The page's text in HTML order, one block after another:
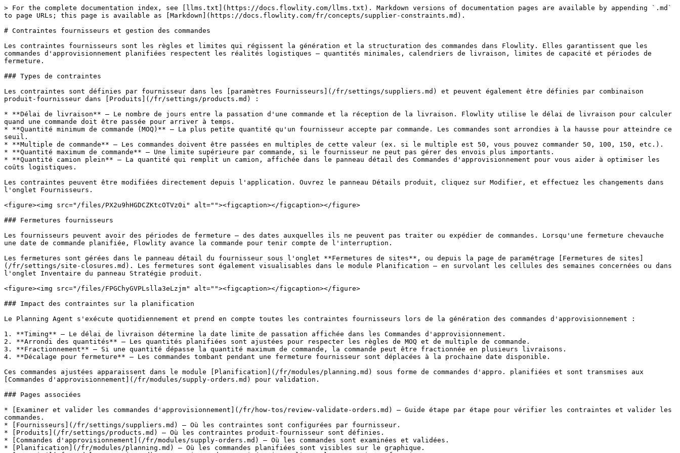
> For the complete documentation index, see [llms.txt](https://docs.flowlity.com/llms.txt). Markdown versions of documentation pages are available by appending `.md`
to page URLs; this page is available as [Markdown](https://docs.flowlity.com/fr/concepts/supplier-constraints.md).
# Contraintes fournisseurs et gestion des commandes
Les contraintes fournisseurs sont les règles et limites qui régissent la génération et la structuration des commandes dans Flowlity. Elles garantissent que les
commandes d'approvisionnement planifiées respectent les réalités logistiques — quantités minimales, calendriers de livraison, limites de capacité et périodes de
fermeture.
### Types de contraintes
Les contraintes sont définies par fournisseur dans les [paramètres Fournisseurs](/fr/settings/suppliers.md) et peuvent également être définies par combinaison
produit-fournisseur dans [Produits](/fr/settings/products.md) :
* **Délai de livraison** — Le nombre de jours entre la passation d'une commande et la réception de la livraison. Flowlity utilise le délai de livraison pour calculer
quand une commande doit être passée pour arriver à temps.
* **Quantité minimum de commande (MOQ)** — La plus petite quantité qu'un fournisseur accepte par commande. Les commandes sont arrondies à la hausse pour atteindre ce
seuil.
* **Multiple de commande** — Les commandes doivent être passées en multiples de cette valeur (ex. si le multiple est 50, vous pouvez commander 50, 100, 150, etc.).
* **Quantité maximum de commande** — Une limite supérieure par commande, si le fournisseur ne peut pas gérer des envois plus importants.
* **Quantité camion plein** — La quantité qui remplit un camion, affichée dans le panneau détail des Commandes d'approvisionnement pour vous aider à optimiser les
coûts logistiques.
Les contraintes peuvent être modifiées directement depuis l'application. Ouvrez le panneau Détails produit, cliquez sur Modifier, et effectuez les changements dans
l'onglet Fournisseurs.
<figure><img src="/files/PX2u9hHGDCZKtcOTVz0i" alt=""><figcaption></figcaption></figure>
### Fermetures fournisseurs
Les fournisseurs peuvent avoir des périodes de fermeture — des dates auxquelles ils ne peuvent pas traiter ou expédier de commandes. Lorsqu'une fermeture chevauche
une date de commande planifiée, Flowlity avance la commande pour tenir compte de l'interruption.
Les fermetures sont gérées dans le panneau détail du fournisseur sous l'onglet **Fermetures de sites**, ou depuis la page de paramétrage [Fermetures de sites]
(/fr/settings/site-closures.md). Les fermetures sont également visualisables dans le module Planification — en survolant les cellules des semaines concernées ou dans
l'onglet Inventaire du panneau Stratégie produit.
<figure><img src="/files/FPGChyGVPLslla3eLzjm" alt=""><figcaption></figcaption></figure>
### Impact des contraintes sur la planification
Le Planning Agent s'exécute quotidiennement et prend en compte toutes les contraintes fournisseurs lors de la génération des commandes d'approvisionnement :
1. **Timing** — Le délai de livraison détermine la date limite de passation affichée dans les Commandes d'approvisionnement.
2. **Arrondi des quantités** — Les quantités planifiées sont ajustées pour respecter les règles de MOQ et de multiple de commande.
3. **Fractionnement** — Si une quantité dépasse la quantité maximum de commande, la commande peut être fractionnée en plusieurs livraisons.
4. **Décalage pour fermeture** — Les commandes tombant pendant une fermeture fournisseur sont déplacées à la prochaine date disponible.
Ces commandes ajustées apparaissent dans le module [Planification](/fr/modules/planning.md) sous forme de commandes d'appro. planifiées et sont transmises aux
[Commandes d'approvisionnement](/fr/modules/supply-orders.md) pour validation.
### Pages associées
* [Examiner et valider les commandes d'approvisionnement](/fr/how-tos/review-validate-orders.md) — Guide étape par étape pour vérifier les contraintes et valider les
commandes.
* [Fournisseurs](/fr/settings/suppliers.md) — Où les contraintes sont configurées par fournisseur.
* [Produits](/fr/settings/products.md) — Où les contraintes produit-fournisseur sont définies.
* [Commandes d'approvisionnement](/fr/modules/supply-orders.md) — Où les commandes sont examinées et validées.
* [Planification](/fr/modules/planning.md) — Où les commandes planifiées sont visibles sur le graphique.